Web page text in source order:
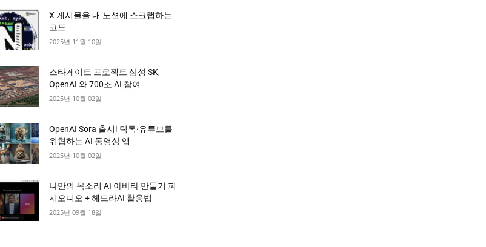
X 게시물을 내 노션에 스크랩하는
코드
2025년 11월 10일
스타게이트 프로젝트 삼성 SK,
OpenAI 와 700조 AI 참여
2025년 10월 02일
OpenAI Sora 출시! 틱톡·유튜브를
위협하는 AI 동영상 앱
2025년 10월 02일
나만의 목소리 AI 아바타 만들기 피
시오디오 + 헤드라AI 활용법
2025년 09월 18일